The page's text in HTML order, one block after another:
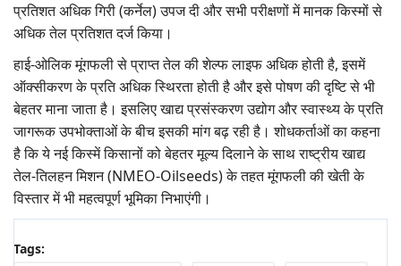
प्रतिशत अधिक गिरी (कर्नेल) उपज दी और सभी परीक्षणों में मानक किस्मों से
अधिक तेल प्रतिशत दर्ज किया।
हाई-ओलिक मूंगफली से प्राप्त तेल की शेल्फ लाइफ अधिक होती है, इसमें
ऑक्सीकरण के प्रति अधिक स्थिरता होती है और इसे पोषण की दृष्टि से भी
बेहतर माना जाता है। इसलिए खाद्य प्रसंस्करण उद्योग और स्वास्थ्य के प्रति
जागरूक उपभोक्ताओं के बीच इसकी मांग बढ़ रही है। शोधकर्ताओं का कहना
है कि ये नई किस्में किसानों को बेहतर मूल्य दिलाने के साथ राष्ट्रीय खाद्य
तेल-तिलहन मिशन (NMEO-Oilseeds) के तहत मूंगफली की खेती के
विस्तार में भी महत्वपूर्ण भूमिका निभाएंगी।
Tags: